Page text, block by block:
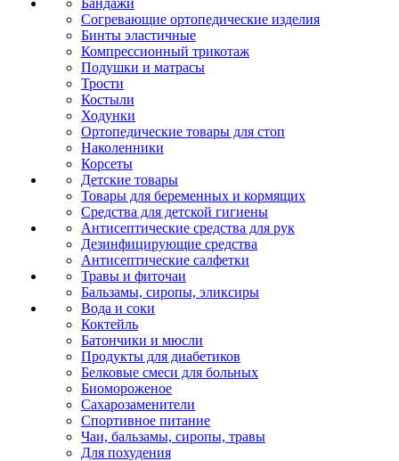
Бандажи
Согревающие ортопедические изделия
Бинты эластичные
Компрессионный трикотаж
Подушки и матрасы
Трости
Костыли
Ходунки
Ортопедические товары для стоп
Наколенники
Корсеты
Детские товары
Товары для беременных и кормящих
Средства для детской гигиены
Антисептические средства для рук
Дезинфицирующие средства
Антисептические салфетки
Травы и фиточаи
Бальзамы, сиропы, эликсиры
Вода и соки
Коктейль
Батончики и мюсли
Продукты для диабетиков
Белковые смеси для больных
Биомороженое
Сахарозаменители
Спортивное питание
Чаи, бальзамы, сиропы, травы
Для похудения